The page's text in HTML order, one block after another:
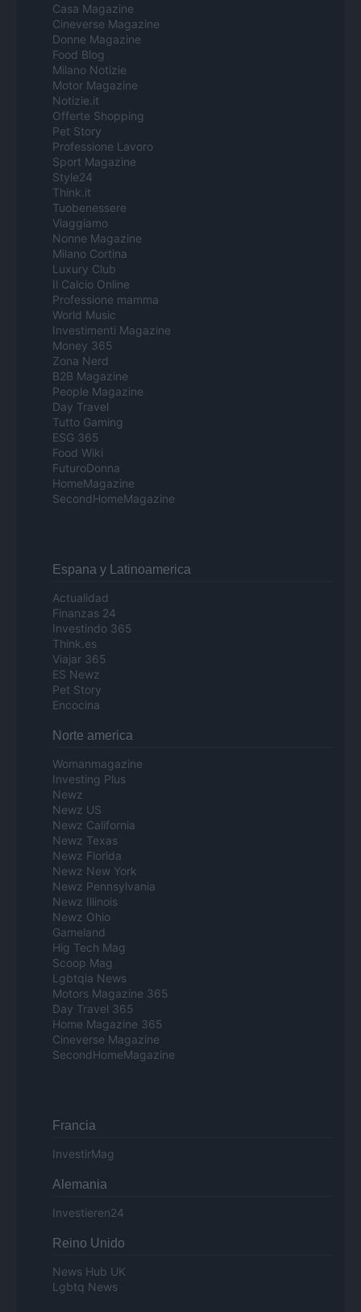
Casa Magazine
Cineverse Magazine
Donne Magazine
Food Blog
Milano Notizie
Motor Magazine
Notizie.it
Offerte Shopping
Pet Story
Professione Lavoro
Sport Magazine
Style24
Think.it
Tuobenessere
Viaggiamo
Nonne Magazine
Milano Cortina
Luxury Club
Il Calcio Online
Professione mamma
World Music
Investimenti Magazine
Money 365
Zona Nerd
B2B Magazine
People Magazine
Day Travel
Tutto Gaming
ESG 365
Food Wiki
FuturoDonna
HomeMagazine
SecondHomeMagazine
Espana y Latinoamerica
Actualidad
Finanzas 24
Investindo 365
Think.es
Viajar 365
ES Newz
Pet Story
Encocina
Norte america
Womanmagazine
Investing Plus
Newz
Newz US
Newz California
Newz Texas
Newz Florida
Newz New York
Newz Pennsylvania
Newz Illinois
Newz Ohio
Gameland
Hig Tech Mag
Scoop Mag
Lgbtqia News
Motors Magazine 365
Day Travel 365
Home Magazine 365
Cineverse Magazine
SecondHomeMagazine
Francia
InvestirMag
Alemania
Investieren24
Reino Unido
News Hub UK
Lgbtq News